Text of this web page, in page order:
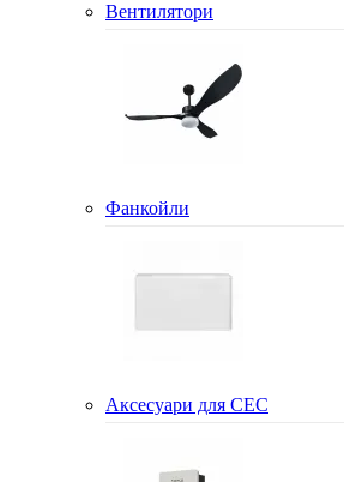
Вентилятори
Фанкойли
Аксесуари для СЕС